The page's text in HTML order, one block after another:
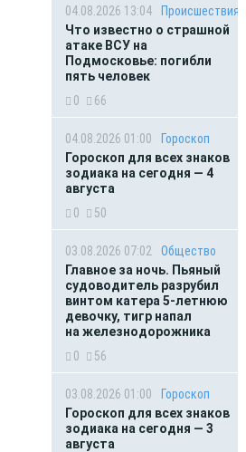
04.08.2026 13:04
Происшествия
Что известно о страшной
атаке ВСУ на
Подмосковье: погибли
пять человек
0
66
04.08.2026 01:00
Гороскоп
Гороскоп для всех знаков
зодиака на сегодня — 4
августа
0
50
03.08.2026 07:02
Общество
Главное за ночь. Пьяный
судоводитель разрубил
винтом катера 5-летнюю
девочку, тигр напал
на железнодорожника
0
56
03.08.2026 01:00
Гороскоп
Гороскоп для всех знаков
зодиака на сегодня — 3
августа